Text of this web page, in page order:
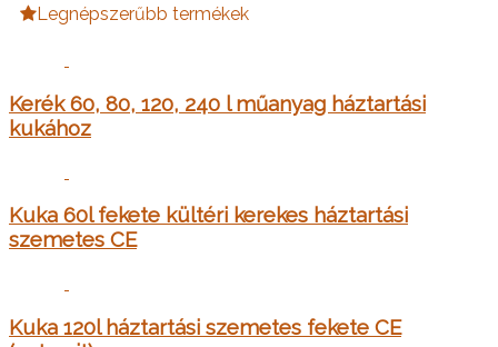
Legnépszerűbb termékek
Kerék 60, 80, 120, 240 l műanyag háztartási
kukához
Kuka 60l fekete kültéri kerekes háztartási
szemetes CE
Kuka 120l háztartási szemetes fekete CE